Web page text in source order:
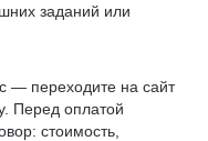
заданий или
— переходите на сайт
Перед оплатой
стоимость,